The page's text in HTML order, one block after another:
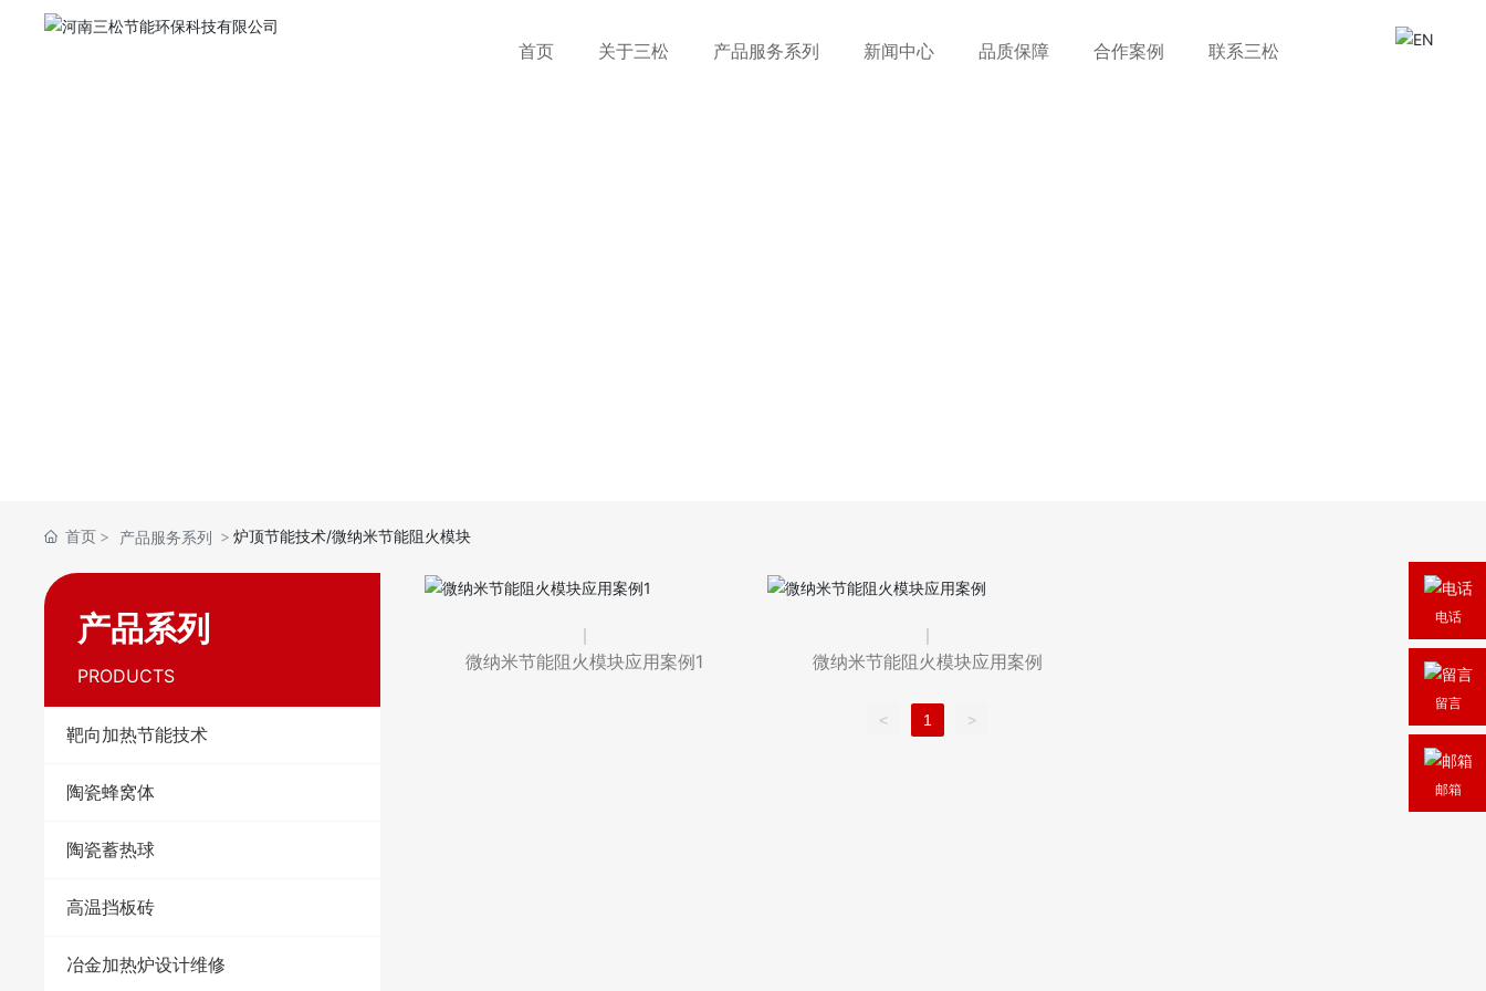
首页 关于三松 产品服务系列 新闻中心 品质保障 合作案例 联系三松
首页 产品服务系列 炉顶节能技术/微纳米节能阻火模块
产品系列
PRODUCTS
靶向加热节能技术
陶瓷蜂窝体
陶瓷蓄热球
高温挡板砖
冶金加热炉设计维修
微纳米节能阻火模块应用案例1 微纳米节能阻火模块应用案例
< 1 >
电话
留言
邮箱